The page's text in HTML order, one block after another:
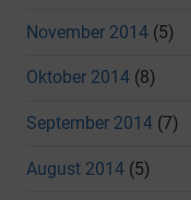
November 2014 (5)
Oktober 2014 (8)
September 2014 (7)
August 2014 (5)